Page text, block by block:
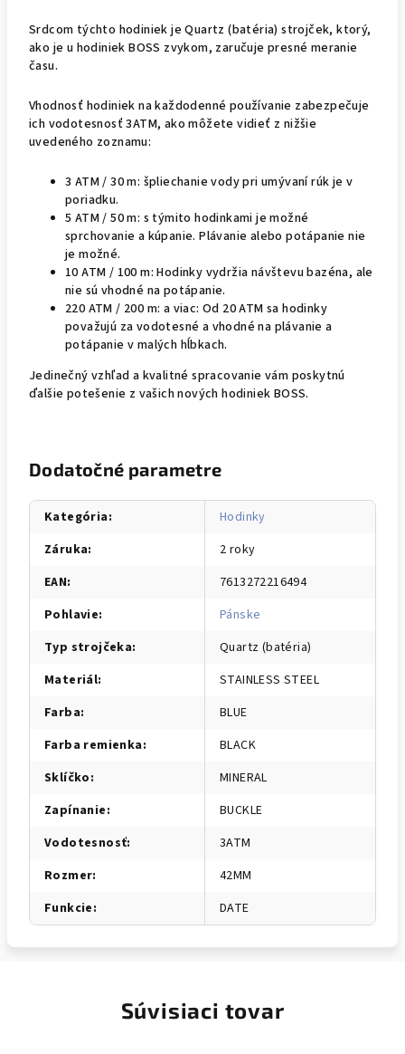
Srdcom týchto hodiniek je Quartz (batéria) strojček, ktorý,
ako je u hodiniek BOSS zvykom, zaručuje presné meranie
času.
Vhodnosť hodiniek na každodenné používanie zabezpečuje
ich vodotesnosť 3ATM, ako môžete vidieť z nižšie
uvedeného zoznamu:
3 ATM / 30 m: špliechanie vody pri umývaní rúk je v
poriadku.
5 ATM / 50 m: s týmito hodinkami je možné
sprchovanie a kúpanie. Plávanie alebo potápanie nie
je možné.
10 ATM / 100 m: Hodinky vydržia návštevu bazéna, ale
nie sú vhodné na potápanie.
220 ATM / 200 m: a viac: Od 20 ATM sa hodinky
považujú za vodotesné a vhodné na plávanie a
potápanie v malých hĺbkach.
Jedinečný vzhľad a kvalitné spracovanie vám poskytnú
ďalšie potešenie z vašich nových hodiniek BOSS.
Dodatočné parametre
Kategória:
Hodinky
Záruka:
2 roky
EAN:
7613272216494
Pohlavie:
Pánske
Typ strojčeka:
Quartz (batéria)
Materiál:
STAINLESS STEEL
Farba:
BLUE
Farba remienka:
BLACK
Sklíčko:
MINERAL
Zapínanie:
BUCKLE
Vodotesnosť:
3ATM
Rozmer:
42MM
Funkcie: DATE
Súvisiaci tovar